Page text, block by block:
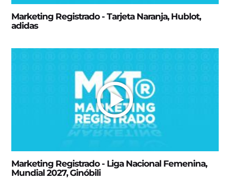
Marketing Registrado - Tarjeta Naranja, Hublot,
adidas
Marketing Registrado - Liga Nacional Femenina,
Mundial 2027, Ginóbili